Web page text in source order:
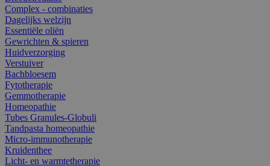
Complex - combinaties
Dagelijks welzijn
Essentiële oliën
Gewrichten & spieren
Huidverzorging
Verstuiver
Bachbloesem
Fytotherapie
Gemmotherapie
Homeopathie
Tubes Granules-Globuli
Tandpasta homeopathie
Micro-immunotherapie
Kruidenthee
Licht- en warmtetherapie